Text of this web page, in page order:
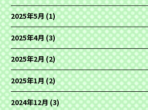
2025年5月(1)
2025年4月(3)
2025年2月(2)
2025年1月(2)
2024年12月(3)